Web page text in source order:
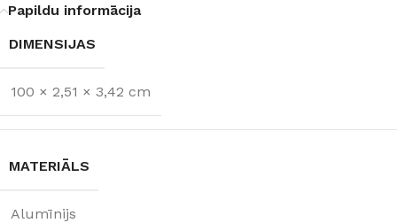
Papildu informācija
DIMENSIJAS
100 × 2,51 × 3,42 cm
MATERIĀLS
Alumīnijs